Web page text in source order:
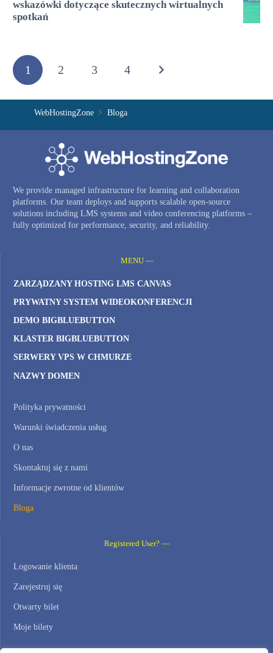
wskazówki dotyczące skutecznych wirtualnych
spotkań
1 2 3 4
WebHostingZone Bloga
We provide managed infrastructure for learning and collaboration
platforms. Our team deploys and supports scalable open-source
solutions including LMS systems and video conferencing platforms –
fully optimized for performance, security, and reliability.
MENU —
ZARZĄDZANY HOSTING LMS CANVAS
PRYWATNY SYSTEM WIDEOKONFERENCJI
DEMO BIGBLUEBUTTON
KLASTER BIGBLUEBUTTON
SERWERY VPS W CHMURZE
NAZWY DOMEN
Polityka prywatności
Warunki świadczenia usług
O nas
Skontaktuj się z nami
Informacje zwrotne od klientów
Bloga
Registered User? —
Logowanie klienta
Zarejestruj się
Otwarty bilet
Moje bilety